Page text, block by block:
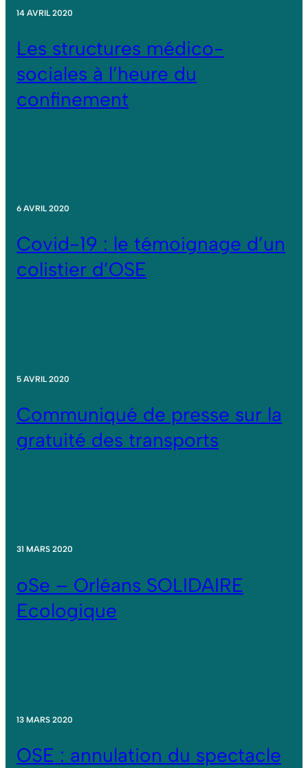
14 AVRIL 2020
Les structures médico-
sociales à l’heure du
confinement
6 AVRIL 2020
Covid-19 : le témoignage d’un
colistier d’OSE
5 AVRIL 2020
Communiqué de presse sur la
gratuité des transports
31 MARS 2020
oSe – Orléans SOLIDAIRE
Ecologique
13 MARS 2020
OSE : annulation du spectacle